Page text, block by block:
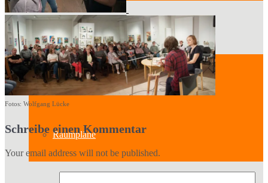
Standort
Geschichte des Hauses
Raumpläne
Fotos: Wolfgang Lücke
Schreibe einen Kommentar
Your email address will not be published.